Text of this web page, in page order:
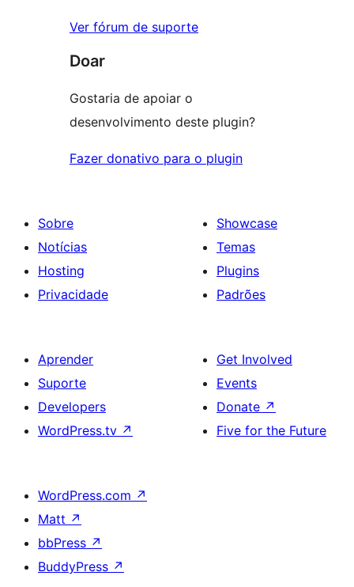
Ver fórum de suporte
Doar
Gostaria de apoiar o
desenvolvimento deste plugin?
Fazer donativo para o plugin
Sobre
Notícias
Hosting
Privacidade
Showcase
Temas
Plugins
Padrões
Aprender
Suporte
Developers
WordPress.tv ↗
Get Involved
Events
Donate ↗
Five for the Future
WordPress.com ↗
Matt ↗
bbPress ↗
BuddyPress ↗